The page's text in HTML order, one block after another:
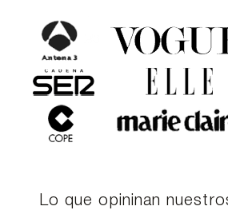
Lo que opininan